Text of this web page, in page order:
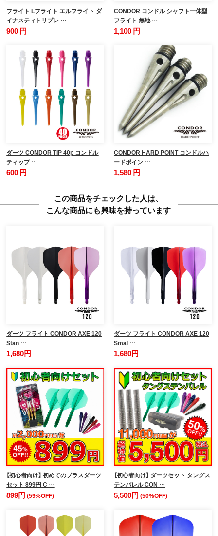
フライト Lフライト エルフライト ダ
イナスティトリプレ …
900 円
CONDOR コンドル シャフト一体型
フライト 無地 …
1,100 円
ダーツ CONDOR TIP 40p コンドル
ティップ …
600 円
CONDOR HARD POINT コンドルハ
ードポイン …
1,580 円
この商品をチェックした人は、
こんな商品にも興味を持っています
ダーツ フライト CONDOR AXE 120
Stan …
1,680円
ダーツ フライト CONDOR AXE 120
Smal …
1,680円
【初心者向け】 初めてのブラスダーツ
セット 899円 C …
899円(59%OFF)
【初心者向け】 ダーツセット タングス
テンバレル CON …
5,500円 (50%OFF)